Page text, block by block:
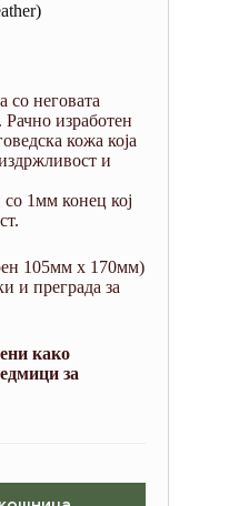
со неговата
изработен
кожа која
и
1мм конец кој
105мм х 170мм)
и преграда за
како
за